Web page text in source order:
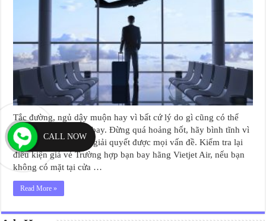
Tắc đường, ngủ dậy muộn hay vì bất cứ lý do gì cũng có thể
khiến bạn lỡ chuyến bay. Đừng quá hoảng hốt, hãy bình tĩnh vì
bạn hoàn toàn có thể giải quyết được mọi vấn đề. Kiểm tra lại
điều kiện giá vé Trường hợp bạn bay hãng Vietjet Air, nếu bạn
không có mặt tại cửa …
Read More »
CALL NOW